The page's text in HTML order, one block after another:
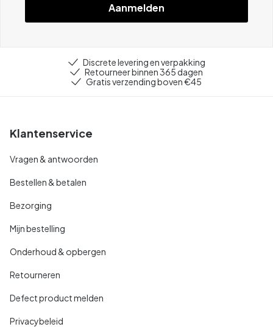
Aanmelden
Discrete levering en verpakking
Retourneer binnen 365 dagen
Gratis verzending boven €45
Klantenservice
Vragen & antwoorden
Bestellen & betalen
Bezorging
Mijn bestelling
Onderhoud & opbergen
Retourneren
Defect product melden
Privacybeleid